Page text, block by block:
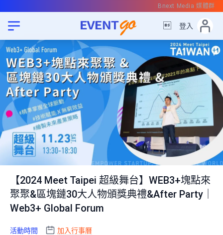
Bnext Media 媒體群
 登入
【2024 Meet Taipei 超級舞台】WEB3+塊點來
聚聚&區塊鏈30大人物頒獎典禮&After Party｜
Web3+ Global Forum
活動時間
加入行事曆